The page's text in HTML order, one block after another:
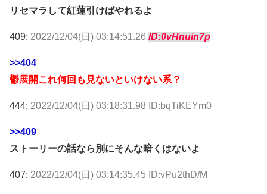
リセマラして紅蓮引けばやれるよ
409: 2022/12/04(日) 03:14:51.26 ID:0vHnuin7p
>>404
鬱展開これ何回も見ないといけない系？
444: 2022/12/04(日) 03:18:31.98 ID:bqTiKEYm0
>>409
ストーリーの話なら別にそんな暗くはないよ
407: 2022/12/04(日) 03:14:35.45 ID:vPu2thD/M